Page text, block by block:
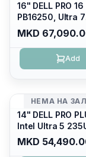
16" DELL PRO
PB16250, Ultra 7
265U/16GB RAM
16GB) 5600 Mhz
512GB SSD M.2
/cam+mic,bt/
MKD
Add
НЕМА НА
14" DELL PRO
Intel Ultra 5
Vpro/16gb RAM
5600mhz/ 512
MKD